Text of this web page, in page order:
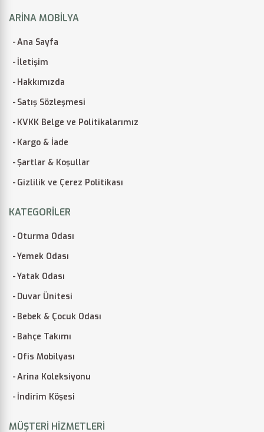
ARINA MOBILYA
Ana Sayfa
İletişim
Hakkımızda
Satış Sözleşmesi
KVKK Belge ve Politikalarımız
Kargo & İade
Şartlar & Koşullar
Gizlilik ve Çerez Politikası
KATEGORILER
Oturma Odası
Yemek Odası
Yatak Odası
Duvar Ünitesi
Bebek & Çocuk Odası
Bahçe Takımı
Ofis Mobilyası
Arina Koleksiyonu
İndirim Köşesi
MÜŞTERI HIZMETLERI